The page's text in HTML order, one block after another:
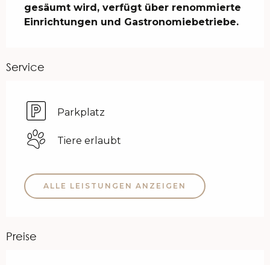
gesäumt wird, verfügt über renommierte
Einrichtungen und Gastronomiebetriebe.
Service
Parkplatz
Tiere erlaubt
ALLE LEISTUNGEN ANZEIGEN
Preise